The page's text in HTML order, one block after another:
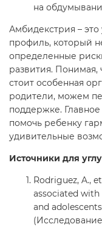
на
Амбидекстрия –
профиль, который
определенные
развития. Понимая,
стоит особенная
родители, можем
поддержке.
помочь ребенку
удивительные
Источники для
Rodriguez, A.,
associated
and